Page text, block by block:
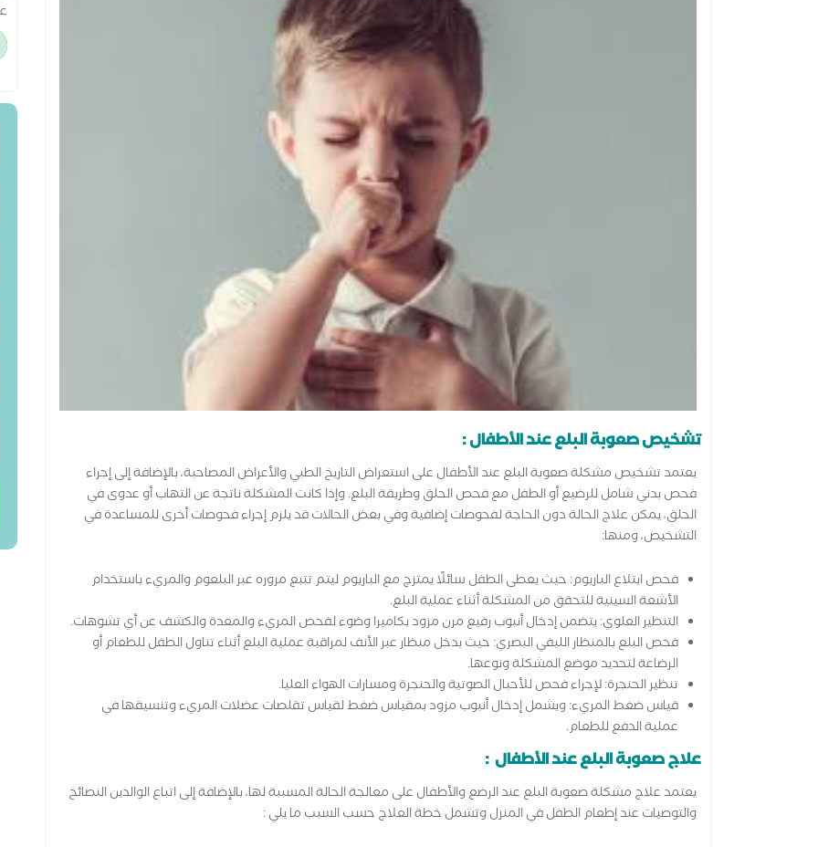
تشخيص صعوبة البلع عند الأطفال :
يعتمد تشخيص مشكلة صعوبة البلع عند الأطفال على استعراض التاريخ الطبي والأعراض المصاحبة، بالإضافة إلى إجراء
فحص بدني شامل للرضيع أو الطفل مع فحص الحلق وطريقة البلع. وإذا كانت المشكلة ناتجة عن التهاب أو عدوى في
الحلق، يمكن علاج الحالة دون الحاجة لفحوصات إضافية وفي بعض الحالات قد يلزم إجراء فحوصات أخرى للمساعدة في
التشخيص، ومنها:
فحص ابتلاع الباريوم: حيث يعطى الطفل سائلًا يمتزج مع الباريوم ليتم تتبع مروره عبر البلعوم والمريء باستخدام
الأشعة السينية للتحقق من المشكلة أثناء عملية البلع.
التنظير العلوي: يتضمن إدخال أنبوب رفيع مرن مزود بكاميرا وضوء لفحص المريء والمعدة والكشف عن أي تشوهات.
فحص البلع بالمنظار الليفي البصري: حيث يدخل منظار عبر الأنف لمراقبة عملية البلع أثناء تناول الطفل للطعام أو
الرضاعة لتحديد موضع المشكلة ونوعها.
تنظير الحنجرة: لإجراء فحص للأحبال الصوتية والحنجرة ومسارات الهواء العليا.
قياس ضغط المريء: ويشمل إدخال أنبوب مزود بمقياس ضغط لقياس تقلصات عضلات المريء وتنسيقها في
عملية الدفع للطعام.
علاج صعوبة البلع عند الأطفال :
يعتمد علاج مشكلة صعوبة البلع عند الرضع والأطفال على معالجة الحالة المسببة لها، بالإضافة إلى اتباع الوالدين النصائح
والتوصيات عند إطعام الطفل في المنزل وتشمل خطة العلاج حسب السبب ما يلي :